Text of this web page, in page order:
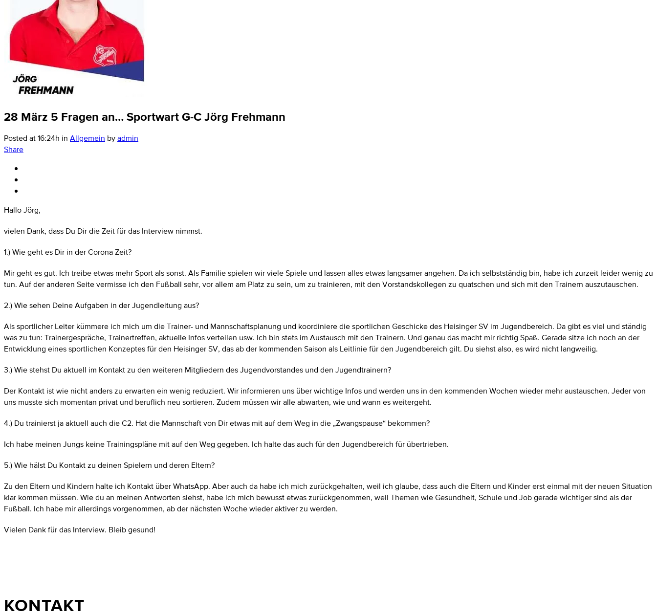
28 März 5 Fragen an… Sportwart G-C Jörg Frehmann
Posted at 16:24h in Allgemein byadmin
Share
Hallo Jörg,
vielen Dank, dass Du Dir die Zeit für das Interview nimmst.
1.) Wie geht es Dir in der Corona Zeit?
Mir geht es gut. Ich treibe etwas mehr Sport als sonst. Als Familie spielen wir viele Spiele und lassen alles etwas langsamer angehen. Da ich selbstständig bin, habe ich zurzeit leider wenig zu
tun. Auf der anderen Seite vermisse ich den Fußball sehr, vor allem am Platz zu sein, um zu trainieren, mit den Vorstandskollegen zu quatschen und sich mit den Trainern auszutauschen.
2.) Wie sehen Deine Aufgaben in der Jugendleitung aus?
Als sportlicher Leiter kümmere ich mich um die Trainer- und Mannschaftsplanung und koordiniere die sportlichen Geschicke des Heisinger SV im Jugendbereich. Da gibt es viel und ständig
was zu tun: Trainergespräche, Trainertreffen, aktuelle Infos verteilen usw. Ich bin stets im Austausch mit den Trainern. Und genau das macht mir richtig Spaß. Gerade sitze ich noch an der
Entwicklung eines sportlichen Konzeptes für den Heisinger SV, das ab der kommenden Saison als Leitlinie für den Jugendbereich gilt. Du siehst also, es wird nicht langweilig.
3.) Wie stehst Du aktuell im Kontakt zu den weiteren Mitgliedern des Jugendvorstandes und den Jugendtrainern?
Der Kontakt ist wie nicht anders zu erwarten ein wenig reduziert. Wir informieren uns über wichtige Infos und werden uns in den kommenden Wochen wieder mehr austauschen. Jeder von
uns musste sich momentan privat und beruflich neu sortieren. Zudem müssen wir alle abwarten, wie und wann es weitergeht.
4.) Du trainierst ja aktuell auch die C2. Hat die Mannschaft von Dir etwas mit auf dem Weg in die „Zwangspause“ bekommen?
Ich habe meinen Jungs keine Trainingspläne mit auf den Weg gegeben. Ich halte das auch für den Jugendbereich für übertrieben.
5.) Wie hälst Du Kontakt zu deinen Spielern und deren Eltern?
Zu den Eltern und Kindern halte ich Kontakt über WhatsApp. Aber auch da habe ich mich zurückgehalten, weil ich glaube, dass auch die Eltern und Kinder erst einmal mit der neuen Situation
klar kommen müssen. Wie du an meinen Antworten siehst, habe ich mich bewusst etwas zurückgenommen, weil Themen wie Gesundheit, Schule und Job gerade wichtiger sind als der
Fußball. Ich habe mir allerdings vorgenommen, ab der nächsten Woche wieder aktiver zu werden.
Vielen Dank für das Interview. Bleib gesund!
KONTAKT